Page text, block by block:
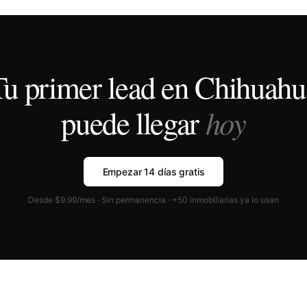
primer lead en
puede llegarhoy
Empezar 14 días gratis
Desde $9.99/mes · Sin permanencia · +50 inmobiliarias ya lo usan